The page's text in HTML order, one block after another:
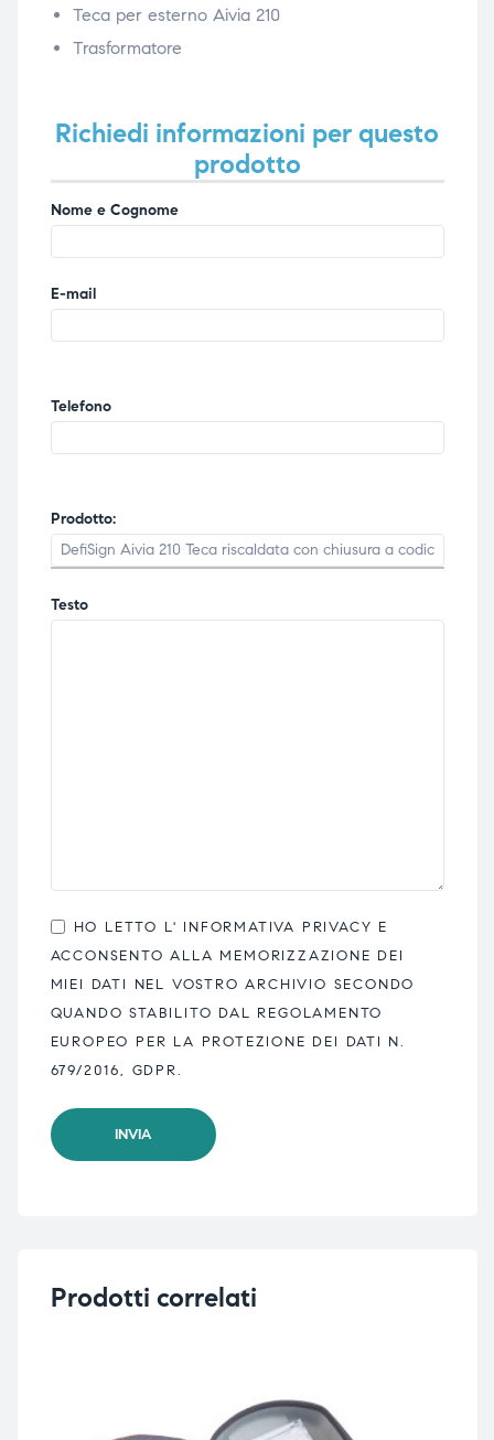
Teca per esterno Aivia 210
Trasformatore
Richiedi informazioni per questo
prodotto
Nome e Cognome
E-mail
Telefono
Prodotto:
Testo
HO LETTO L' INFORMATIVA PRIVACY E
ACCONSENTO ALLA MEMORIZZAZIONE DEI
MIEI DATI NEL VOSTRO ARCHIVIO SECONDO
QUANDO STABILITO DAL REGOLAMENTO
EUROPEO PER LA PROTEZIONE DEI DATI N.
679/2016, GDPR.
Prodotti correlati